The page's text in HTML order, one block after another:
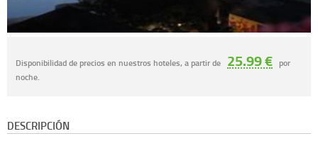
Disponibilidad de precios en nuestros hoteles, a partir de 25.99 € por
noche.
DESCRIPCIÓN